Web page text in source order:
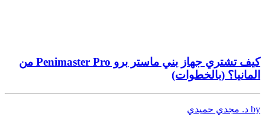
كيف تشتري جهاز بني ماستر برو Penimaster Pro من
المانيا؟ (بالخطوات)
by د. مجدي حميدي